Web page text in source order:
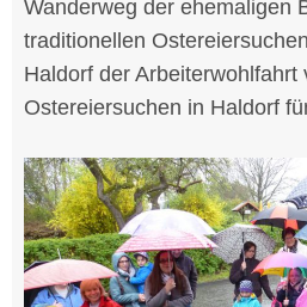
Wanderweg der ehemaligen
traditionellen
Haldorf der Arbeiterwohlfahrt
Ostereiersuchen in Haldorf